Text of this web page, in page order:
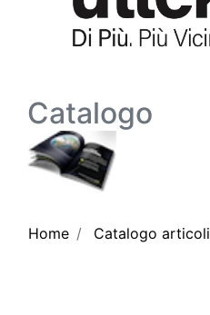
Catalogo
Home Catalogo articoli